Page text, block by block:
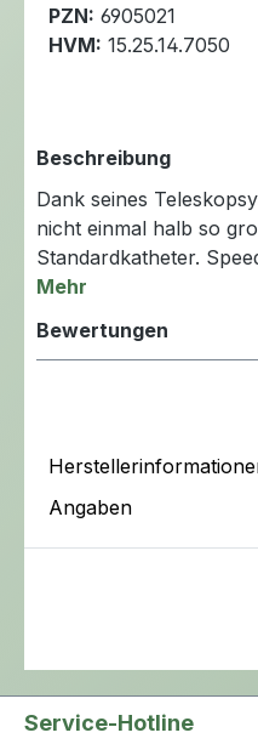
PZN: 6905021
HVM: 15.25.14.7050
Beschreibung
Dank seines
nicht einmal halb so
Standardkatheter.
Mehr
Bewertungen
Angaben
Service-Hotline